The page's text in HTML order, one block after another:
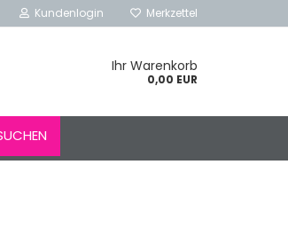
Kundenlogin Merkzettel
Ihr Warenkorb
0,00 EUR